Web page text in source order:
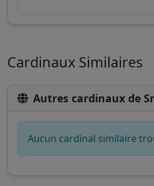
Cardinaux Similaires
Autres cardinaux de
Aucun cardinal similaire